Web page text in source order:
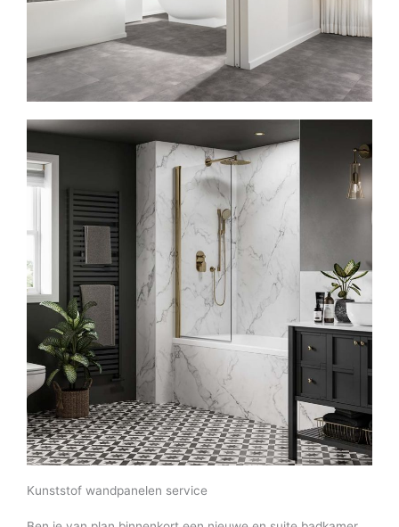
Kunststof wandpanelen service